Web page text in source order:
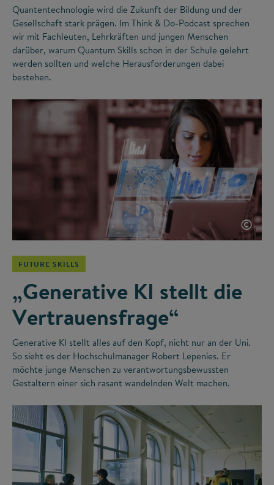
Quantentechnologie wird die Zukunft der Bildung und der
Gesellschaft stark prägen. Im Think & Do-Podcast sprechen
wir mit Fachleuten, Lehrkräften und jungen Menschen
darüber, warum Quantum Skills schon in der Schule gelehrt
werden sollten und welche Herausforderungen dabei
bestehen.
©
FUTURE SKILLS
„Generative KI stellt die
Vertrauensfrage“
Generative KI stellt alles auf den Kopf, nicht nur an der Uni.
So sieht es der Hochschulmanager Robert Lepenies. Er
möchte junge Menschen zu verantwortungsbewussten
Gestaltern einer sich rasant wandelnden Welt machen.